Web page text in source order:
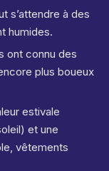
s’attendre à des
humides.
ont connu des
plus boueux
estivale
et une
vêtements